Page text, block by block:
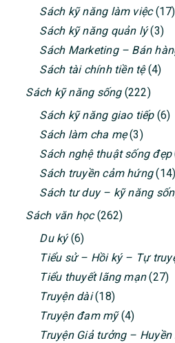
Sách kỹ năng làm việc(17)
Sách kỹ năng quản lý(3)
Sách Marketing – Bán
Sách tài chính tiền tệ(4)
Sách kỹ năng sống(222)
Sách kỹ năng giao tiếp(6)
Sách làm cha mẹ(3)
Sách nghệ thuật sống đẹp
Sách truyền cảm hứng(14)
Sách tư duy – kỹ năng
Sách văn học(262)
Du ký(6)
Tiểu sử – Hồi ký – Tự
Tiểu thuyết lãng mạn(27)
Truyện dài(18)
Truyện đam mỹ(4)
Truyện Giả tưởng –